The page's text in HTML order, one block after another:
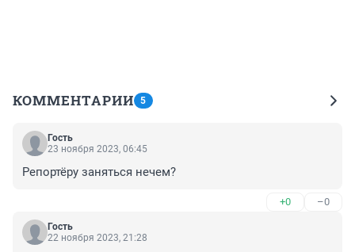
КОММЕНТАРИИ 5
Гость
23 ноября 2023, 06:45
Репортёру заняться нечем?
+0 –0
Гость
22 ноября 2023, 21:28